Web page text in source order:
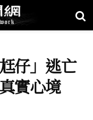
仔」逃亡
實心境